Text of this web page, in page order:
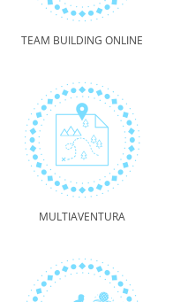
TEAM BUILDING ONLINE
MULTIAVENTURA